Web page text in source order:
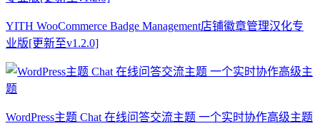
YITH WooCommerce Badge Management店铺徽章管理汉化专
业版[更新至v1.2.0]
WordPress主题 Chat 在线问答交流主题 一个实时协作高级主题